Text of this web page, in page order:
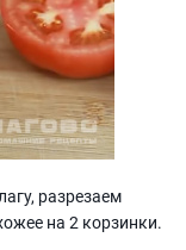
разрезаем
на 2 корзинки.